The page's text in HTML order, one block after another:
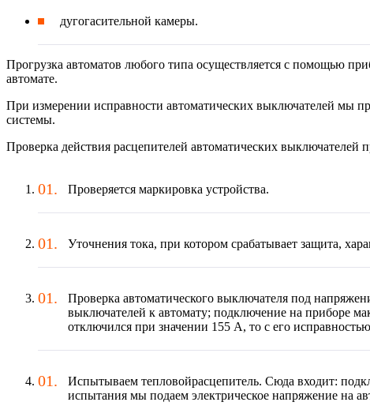
дугогасительной камеры.
Прогрузка автоматов любого типа осуществляется с помощью
автомате.
При измерении исправности автоматических выключателей мы
системы.
Проверка действия расцепителей автоматических выключателей
Проверяется маркировка устройства.
Уточнения тока, при котором срабатывает защита,
Проверка автоматического выключателя под
выключателей к автомату; подключение на приборе
отключился при значении 155 А, то с его
Испытываем тепловойрасцепитель. Сюда входит:
испытания мы подаем электрическое напряжение на